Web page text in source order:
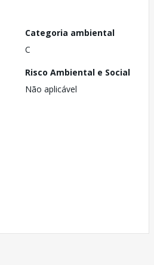
Categoria ambiental
C
Risco Ambiental e Social
Não aplicável